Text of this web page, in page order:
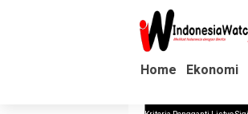
Home Ekonomi
Home Ekonomi